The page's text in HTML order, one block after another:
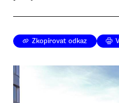
Zkopírovat odkaz